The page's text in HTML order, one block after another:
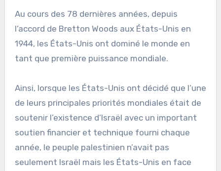
Au cours des 78 dernières années, depuis
l’accord de Bretton Woods aux États-Unis en
1944, les États-Unis ont dominé le monde en
tant que première puissance mondiale.
Ainsi, lorsque les États-Unis ont décidé que l’une
de leurs principales priorités mondiales était de
soutenir l’existence d’Israël avec un important
soutien financier et technique fourni chaque
année, le peuple palestinien n’avait pas
seulement Israël mais les États-Unis en face